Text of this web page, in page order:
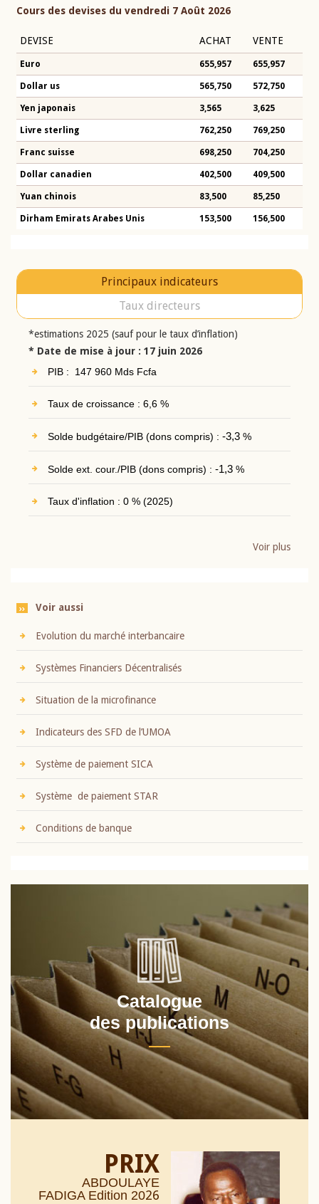
Cours des devises du vendredi 7 Août 2026
DEVISE ACHAT VENTE
Euro 655,957 655,957
Dollar us 565,750 572,750
Yen japonais 3,565 3,625
Livre sterling 762,250 769,250
Franc suisse 698,250 704,250
Dollar canadien 402,500 409,500
Yuan chinois 83,500 85,250
Dirham Emirats Arabes Unis 153,500 156,500
Principaux indicateurs
Taux directeurs
*estimations 2025 (sauf pour le taux d’inflation)
* Date de mise à jour : 17 juin 2026
PIB : 147 960 Mds Fcfa
Taux de croissance : 6,6 %
Solde budgétaire/PIB (dons compris) : -3,3%
Solde ext. cour./PIB (dons compris) : -1,3%
Taux d'inflation : 0 % (2025)
Voir plus
Voir aussi
Evolution du marché interbancaire
Systèmes Financiers Décentralisés
Situation de la microfinance
Indicateurs des SFD de l’UMOA
Système de paiement SICA
Système de paiement STAR
Conditions de banque
Catalogue
des publications
PRIX
ABDOULAYE
FADIGA Edition 2026